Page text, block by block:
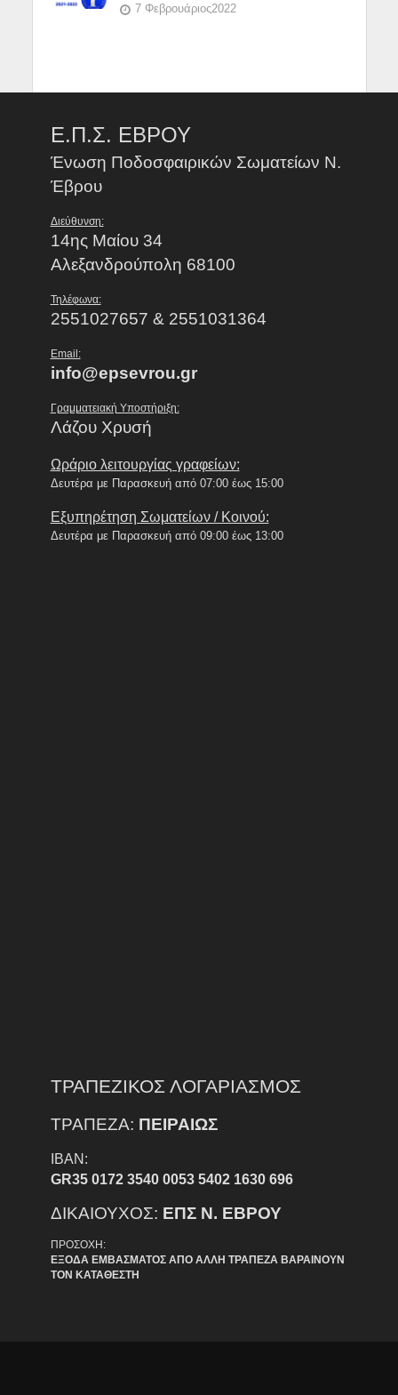
7 Φεβρουάριος2022
Ε.Π.Σ. ΕΒΡΟΥ
Ένωση Ποδοσφαιρικών Σωματείων Ν.
Έβρου
Διεύθυνση:
14ης Μαίου 34
Αλεξανδρούπολη 68100
Τηλέφωνα:
2551027657 & 2551031364
Email:
info@epsevrou.gr
Γραμματειακή Υποστήριξη:
Λάζου Χρυσή
Ωράριο λειτουργίας γραφείων:
Δευτέρα με Παρασκευή από 07:00 έως 15:00
Εξυπηρέτηση Σωματείων / Κοινού:
Δευτέρα με Παρασκευή από 09:00 έως 13:00
ΤΡΑΠΕΖΙΚΟΣ ΛΟΓΑΡΙΑΣΜΟΣ
ΤΡΑΠΕΖΑ: ΠΕΙΡΑΙΩΣ
IBAN:
GR35 0172 3540 0053 5402 1630 696
ΔΙΚΑΙΟΥΧΟΣ: ΕΠΣ Ν. ΕΒΡΟΥ
ΠΡΟΣΟΧΗ:
ΕΞΟΔΑ ΕΜΒΑΣΜΑΤΟΣ ΑΠΟ ΑΛΛΗ ΤΡΑΠΕΖΑ ΒΑΡΑΙΝΟΥΝ
ΤΟΝ ΚΑΤΑΘΕΣΤΗ